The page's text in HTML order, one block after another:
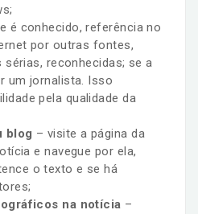
é conhecido, referência no
por outras fontes,
reconhecidas; se a
um jornalista. Isso
pela qualidade da
blog – visite a página da
e navegue por ela,
o texto e se há
na notícia –